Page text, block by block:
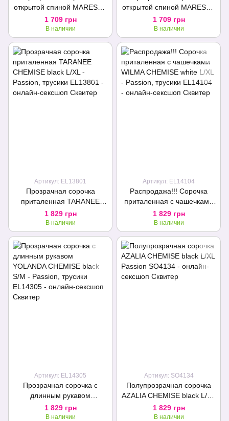
открытой спиной MARESOL
CHEMISE black L/XL -
Passion, трусики
1 709 грн
В наличии
открытой спиной MARESOL
CHEMISE black S/M -
Passion, трусики
1 709 грн
В наличии
Артикул: EL13801
Прозрачная сорочка
приталенная TARANEE
CHEMISE black L/XL -
Passion, трусики
1 829 грн
В наличии
Артикул: EL14104
Распродажа!!! Сорочка
приталенная с чашечками
WILMA CHEMISE white L/XL
- Passion, трусики
1 829 грн
В наличии
Артикул: EL14305
Прозрачная сорочка с
длинным рукавом
YOLANDA CHEMISE black
S/M - Passion, трусики
1 829 грн
В наличии
Артикул: SO4134
Полупрозрачная сорочка
AZALIA CHEMISE black L/XL
Passion
1 829 грн
В наличии